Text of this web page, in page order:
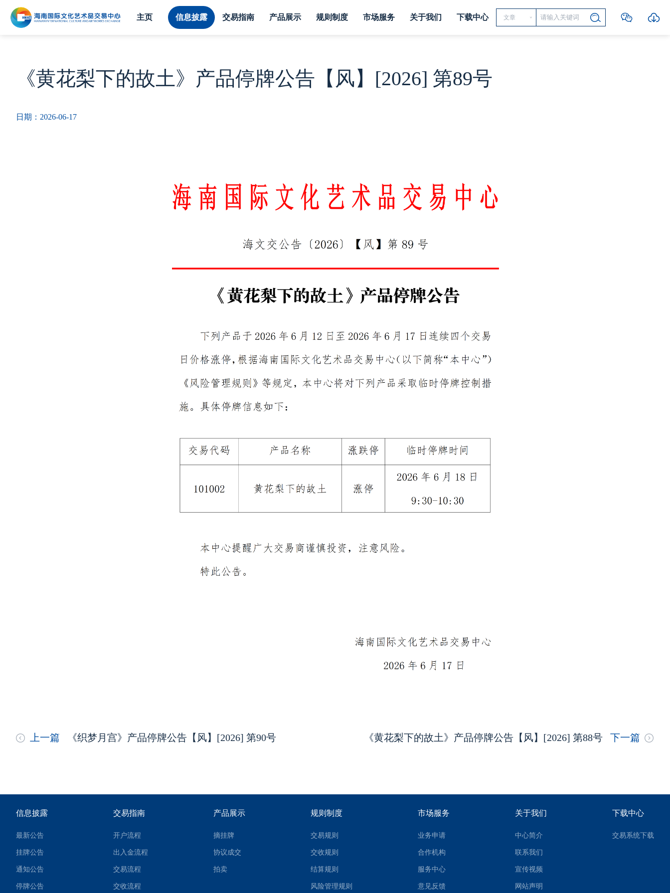
主页 信息披露 交易指南 产品展示 规则制度 市场服务 关于我们 下载中心 文章
《黄花梨下的故土》产品停牌公告【风】[2026] 第89号
日期：2026-06-17
上一篇 《织梦月宫》产品停牌公告【风】[2026] 第90号 《黄花梨下的故土》产品停牌公告【风】[2026] 第88号 下一篇
信息披露
最新公告
挂牌公告
通知公告
停牌公告
交易指南
开户流程
出入金流程
交易流程
交收流程
产品展示
摘挂牌
协议成交
拍卖
规则制度
交易规则
交收规则
结算规则
风险管理规则
市场服务
业务申请
合作机构
服务中心
意见反馈
关于我们
中心简介
联系我们
宣传视频
网站声明
下载中心
交易系统下载